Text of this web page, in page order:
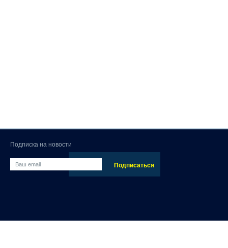
Подписка на новости